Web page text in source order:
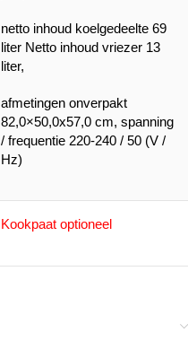
netto inhoud koelgedeelte 69
liter Netto inhoud vriezer 13
liter,
afmetingen onverpakt
82,0×50,0x57,0 cm, spanning
/ frequentie 220-240 / 50 (V /
Hz)
Kookpaat optioneel